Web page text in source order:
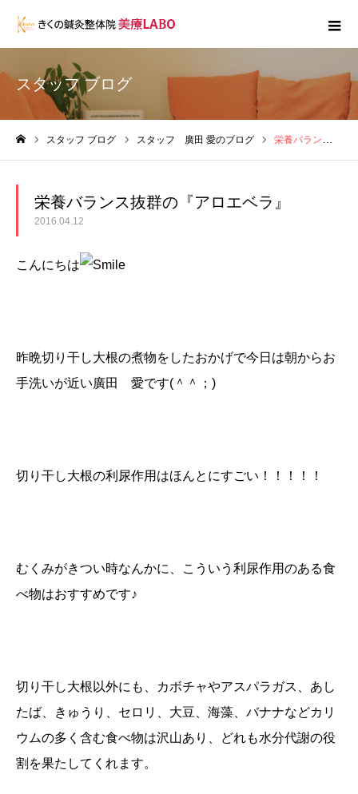
スタッフ ブログ
スタッフ ブログ スタッフ 廣田 愛のブログ 栄養バランス抜群の『アロエベラ』
栄養バランス抜群の『アロエベラ』
2016.04.12
こんにちは
昨晩切り干し大根の煮物をしたおかげで今日は朝からお
手洗いが近い廣田 愛です(＾＾；)
切り干し大根の利尿作用はほんとにすごい！！！！！
むくみがきつい時なんかに、こういう利尿作用のある食
べ物はおすすめです♪
切り干し大根以外にも、カボチャやアスパラガス、あし
たば、きゅうり、セロリ、大豆、海藻、バナナなどカリ
ウムの多く含む食べ物は沢山あり、どれも水分代謝の役
割を果たしてくれます。